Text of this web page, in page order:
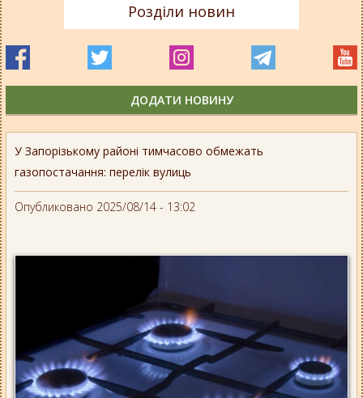
У Запорізькому районі тимчасово обмежать
газопостачання: перелік вулиць
Опубликовано 2025/08/14 - 13:02
Розділи новин
ДОДАТИ НОВИНУ